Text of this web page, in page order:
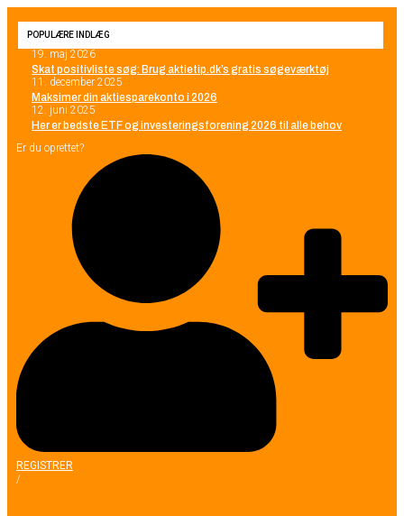
POPULÆRE INDLÆG
19. maj 2026
Skat positivliste søg: Brug aktietip.dk’s gratis søgeværktøj
11. december 2025
Maksimer din aktiesparekonto i 2026
12. juni 2025
Her er bedste ETF og investeringsforening 2026 til alle behov
Er du oprettet?
REGISTRER
/